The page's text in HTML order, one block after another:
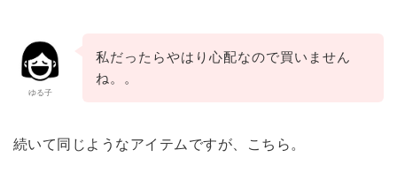
ゆる子
私だったらやはり心配なので買いません
ね。。
続いて同じようなアイテムですが、こちら。